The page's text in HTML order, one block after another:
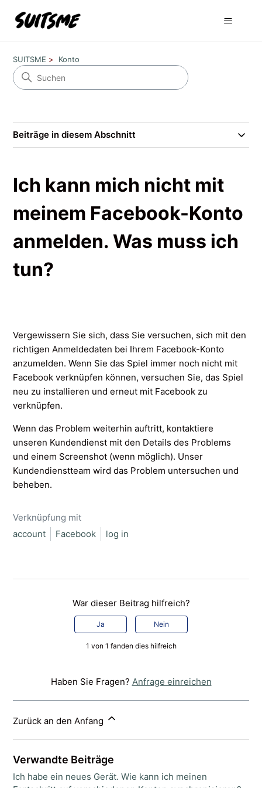
SUITSME Konto
Beiträge in diesem Abschnitt
Ich kann mich nicht mit
meinem Facebook-Konto
anmelden. Was muss ich
tun?
Vergewissern Sie sich, dass Sie versuchen, sich mit den
richtigen Anmeldedaten bei Ihrem Facebook-Konto
anzumelden. Wenn Sie das Spiel immer noch nicht mit
Facebook verknüpfen können, versuchen Sie, das Spiel
neu zu installieren und erneut mit Facebook zu
verknüpfen.
Wenn das Problem weiterhin auftritt, kontaktiere
unseren Kundendienst mit den Details des Problems
und einem Screenshot (wenn möglich). Unser
Kundendienstteam wird das Problem untersuchen und
beheben.
Verknüpfung mit
account
Facebook log in
War dieser Beitrag hilfreich?
Ja Nein
1 von 1 fanden dies hilfreich
Haben Sie Fragen? Anfrage einreichen
Zurück an den Anfang
Verwandte Beiträge
Ich habe ein neues Gerät. Wie kann ich meinen